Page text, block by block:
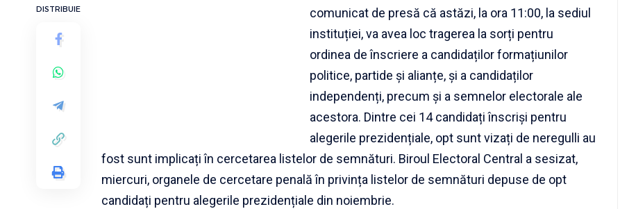
DISTRIBUIE
comunicat de presă că astăzi, la ora 11:00, la sediul
instituției, va avea loc tragerea la sorți pentru
ordinea de înscriere a candidaților formațiunilor
politice, partide și alianțe, și a candidaților
independenți, precum și a semnelor electorale ale
acestora. Dintre cei 14 candidați înscriși pentru
alegerile prezidențiale, opt sunt vizați de neregulli au
fost sunt implicați în cercetarea listelor de semnături. Biroul Electoral Central a sesizat,
miercuri, organele de cercetare penală în privința listelor de semnături depuse de opt
candidați pentru alegerile prezidențiale din noiembrie.